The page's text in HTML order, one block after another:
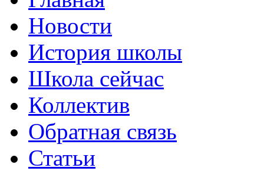
Новости
История школы
Школа сейчас
Коллектив
Обратная связь
Статьи